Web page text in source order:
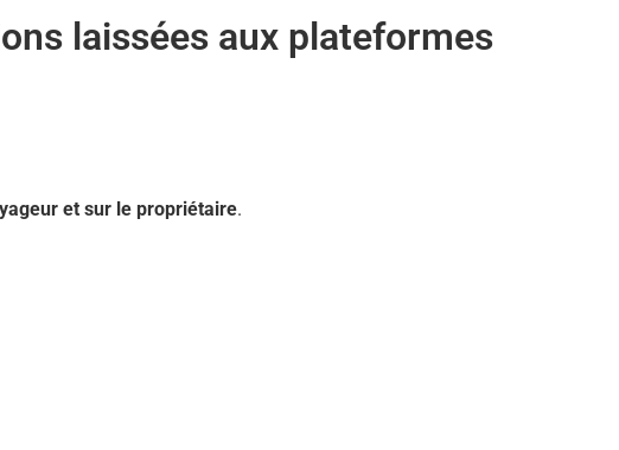
laissées aux plateformes
et sur le propriétaire.